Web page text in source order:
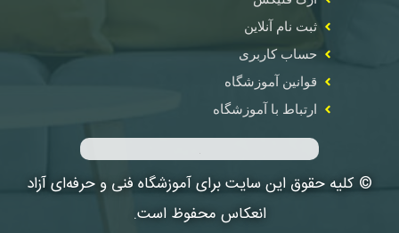
ثبت نام آنلاین
حساب کاربری
قوانین آموزشگاه
ارتباط با آموزشگاه
© کلیه حقوق این سایت برای آموزشگاه فنی و حرفه‌ای آزاد
انعکاس محفوظ است.